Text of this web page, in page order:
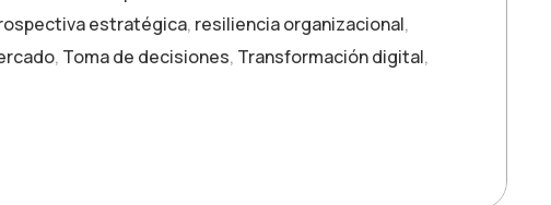
estratégica, resiliencia organizacional,
, Toma de decisiones, Transformación digital,